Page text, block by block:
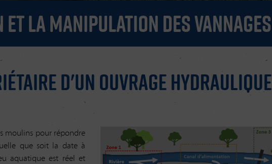
et la manipulation des vannages
d'un ouvrage hydraulique
moulins pour répondre
que soit la date à
aquatique est réel et